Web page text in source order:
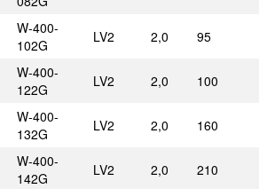
W-400-
102G
LV2 2,0 95
W-400-
122G
LV2 2,0 100
W-400-
132G
LV2 2,0 160
W-400-
142G
LV2 2,0 210